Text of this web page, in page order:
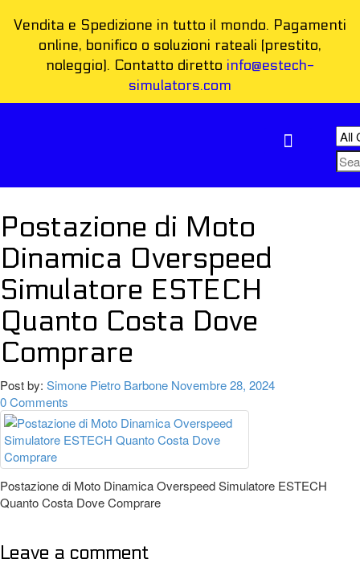
Vendita e Spedizione in tutto il mondo. Pagamenti
online, bonifico o soluzioni rateali (prestito,
noleggio). Contatto diretto info@estech-
simulators.com
Postazione di Moto
Dinamica Overspeed
Simulatore ESTECH
Quanto Costa Dove
Comprare
Post by: Simone Pietro Barbone Novembre 28, 2024
0 Comments
Postazione di Moto Dinamica Overspeed Simulatore ESTECH
Quanto Costa Dove Comprare
Leave a comment